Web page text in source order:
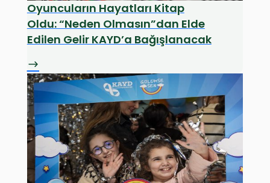
Oyuncuların Hayatları Kitap
Oldu: “Neden Olmasın”dan Elde
Edilen Gelir KAYD’a Bağışlanacak